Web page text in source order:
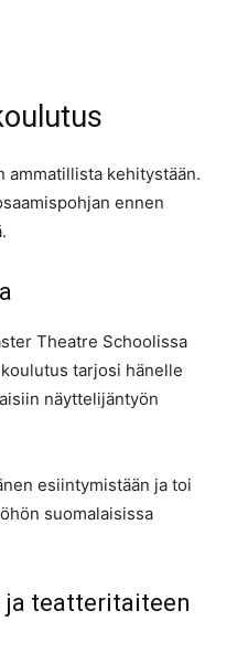
ammatillista kehitystään.
ennen
Theatre Schoolissa
tarjosi hänelle
näyttelijäntyön
esiintymistään ja toi
suomalaisissa
teatteritaiteen